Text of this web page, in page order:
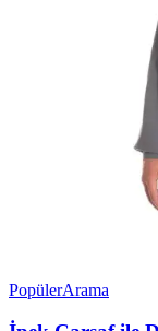
PopülerArama